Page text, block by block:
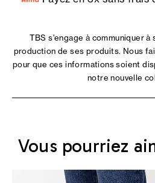
TBS s'engage à communiquer
production de ses produits. Nous
pour que ces informations soient
notre nouvelle
Vous pourriez